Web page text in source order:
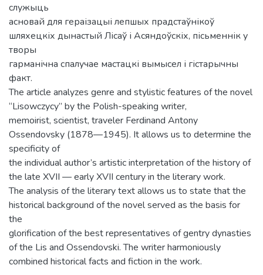
служыць
асновай для гераізацыі лепшых прадстаўнікоў
шляхецкіх дынастый Лісаў і Асяндоўскіх, пісьменнік у
творы
гарманічна спалучае мастацкі вымысел і гістарычны
факт.
The article analyzes genre and stylistic features of the novel
“Lisowczycy” by the Polish-speaking writer,
memoirist, scientist, traveler Ferdinand Antony
Ossendovsky (1878—1945). It allows us to determine the
specificity of
the individual author’s artistic interpretation of the history of
the late XVII — early XVII century in the literary work.
The analysis of the literary text allows us to state that the
historical background of the novel served as the basis for
the
glorification of the best representatives of gentry dynasties
of the Lis and Ossendovski. The writer harmoniously
combined historical facts and fiction in the work.